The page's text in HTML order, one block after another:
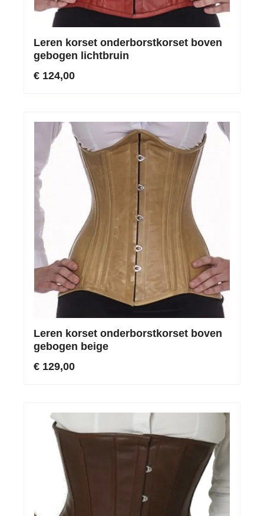
Leren korset onderborstkorset boven
gebogen lichtbruin
€ 124,00
Leren korset onderborstkorset boven
gebogen beige
€ 129,00